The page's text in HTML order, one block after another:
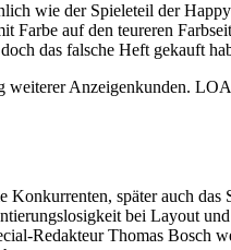
wie der Spieleteil der
Farbe auf den teureren
das falsche Heft gekauft
Anzeigenkunden.
später auch
bei Layout
Redakteur Thomas Bosch